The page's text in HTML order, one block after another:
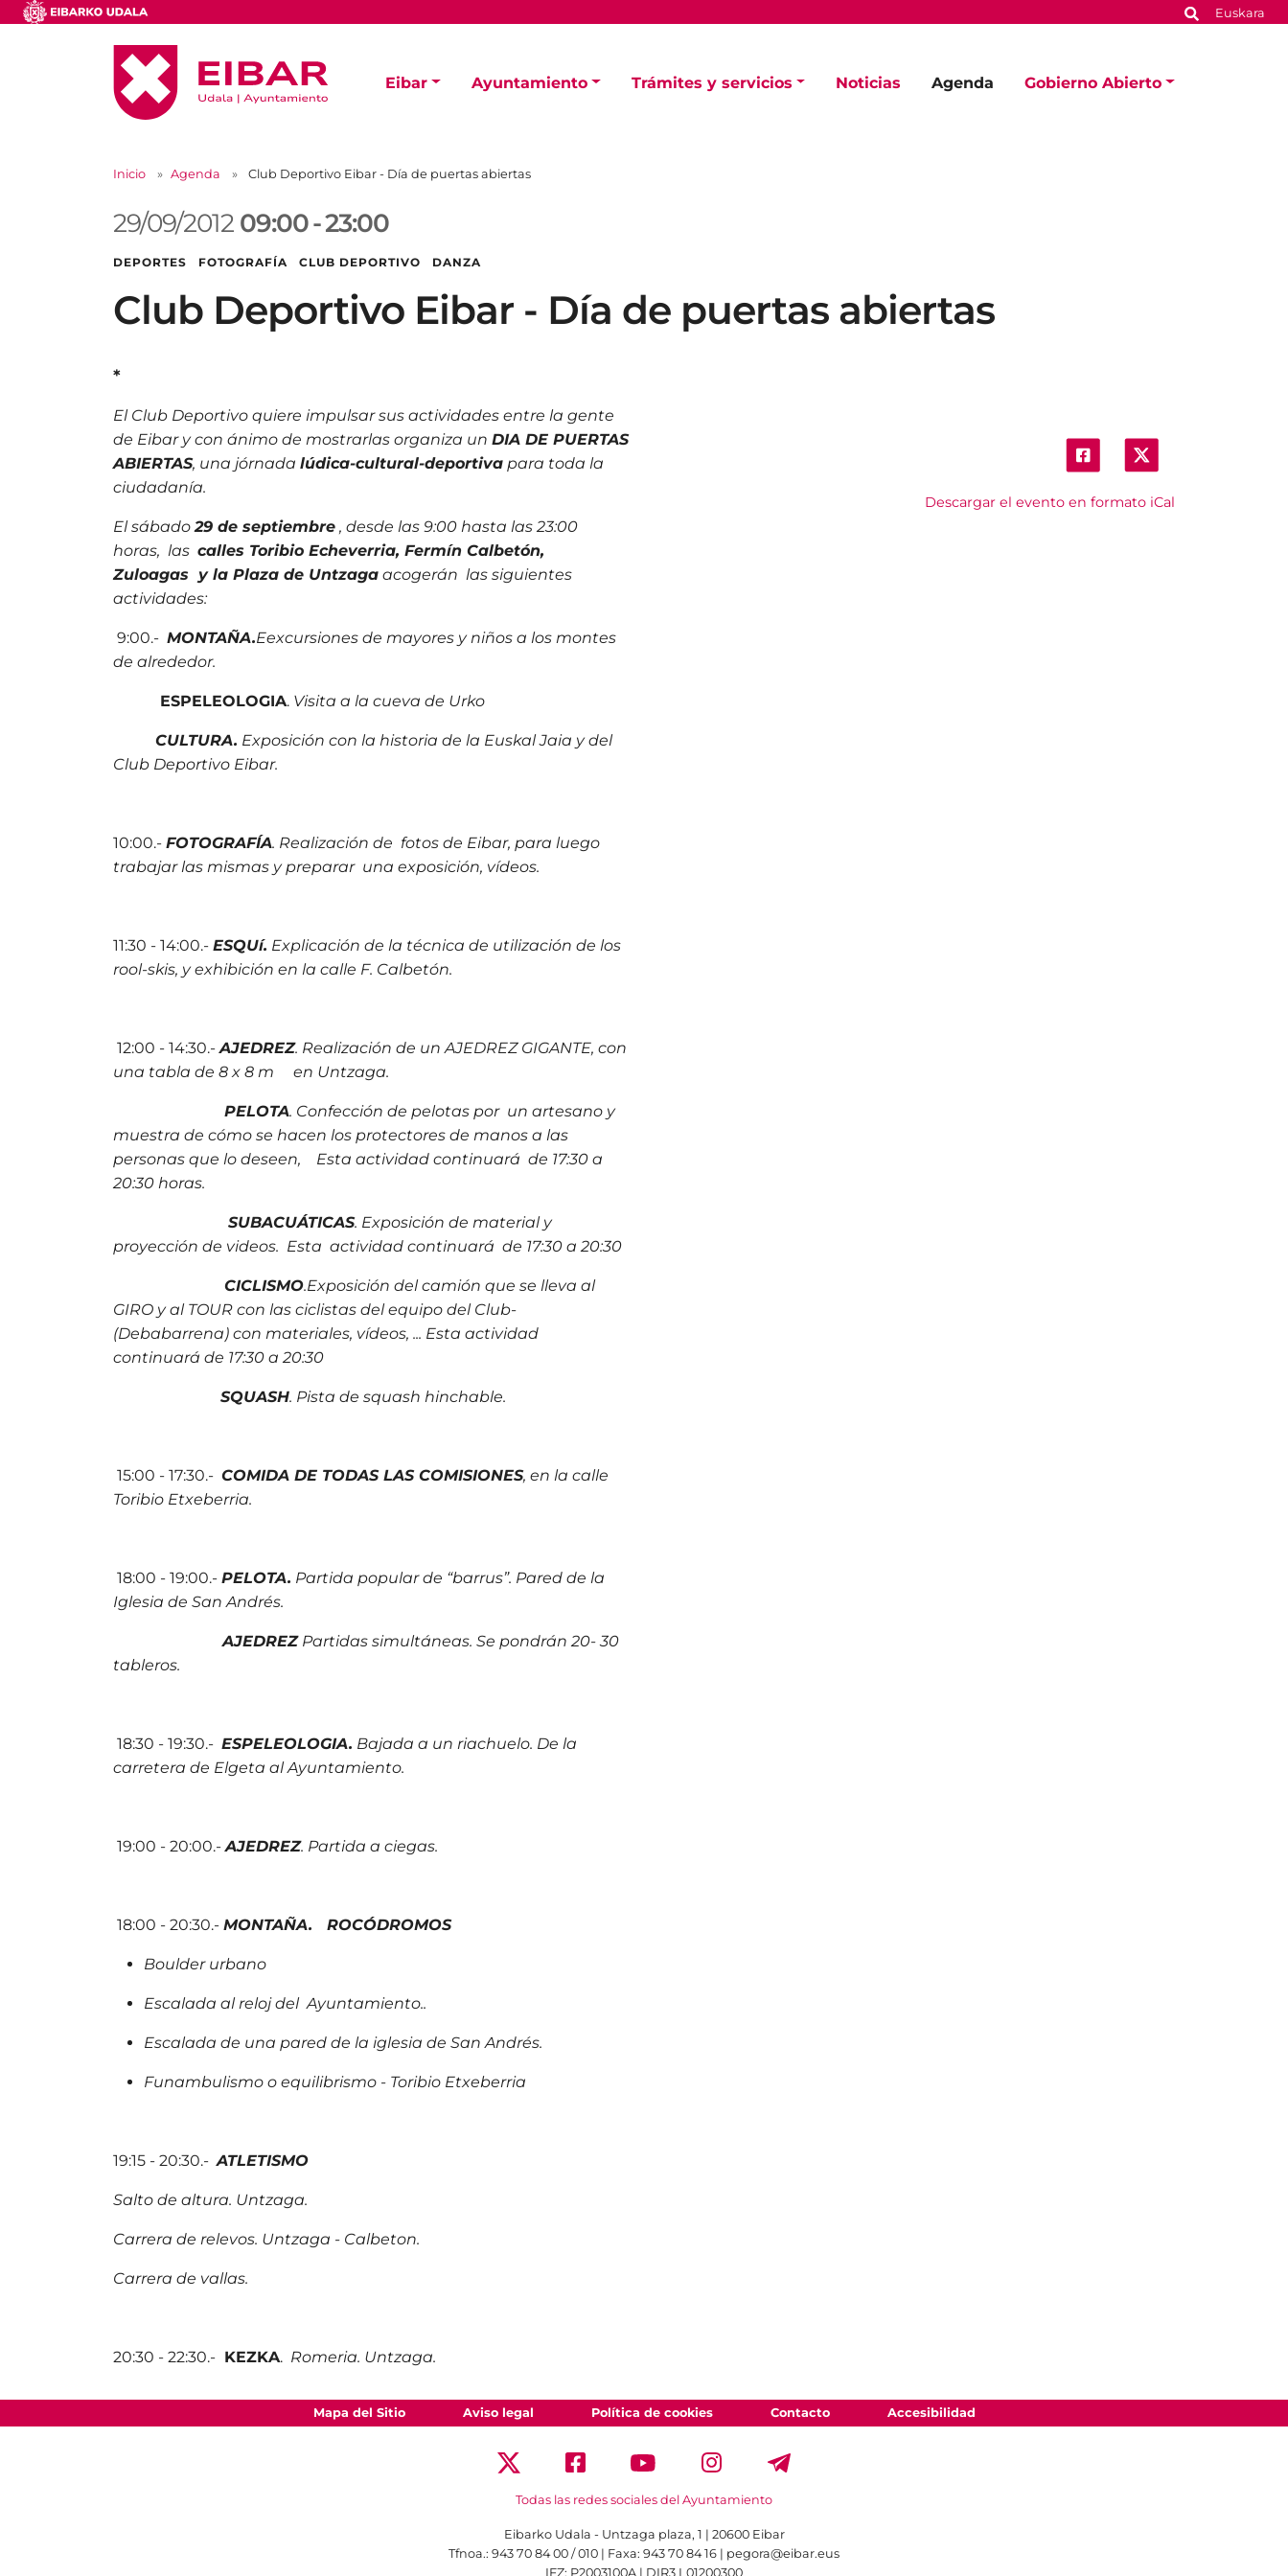
Euskara
Eibar Ayuntamiento Trámites y servicios Noticias Agenda Gobierno Abierto
Inicio Agenda Club Deportivo Eibar - Día de puertas abiertas
29/09/2012 09:00-23:00
DEPORTES FOTOGRAFÍA CLUB DEPORTIVO DANZA
Club Deportivo Eibar - Día de puertas abiertas
*
Descargar el evento en formato iCal
El Club Deportivo quiere impulsar sus actividades entre la gente
de Eibar y con ánimo de mostrarlas organiza un DIA DE PUERTAS
ABIERTAS, una jórnada lúdica-cultural-deportiva para toda la
ciudadanía.
El sábado29 de septiembre , desde las 9:00 hasta las 23:00
horas, las calles Toribio Echeverria, Fermín Calbetón,
Zuloagas y la Plaza de Untzaga acogerán las siguientes
actividades:
9:00.- MONTAÑA.Eexcursiones de mayores y niños a los montes
de alrededor.
ESPELEOLOGIA. Visita a la cueva de Urko
CULTURA. Exposición con la historia de la Euskal Jaia y del
Club Deportivo Eibar.
10:00.- FOTOGRAFÍA. Realización de fotos de Eibar, para luego
trabajar las mismas y preparar una exposición, vídeos.
11:30 - 14:00.- ESQUí. Explicación de la técnica de utilización de los
rool-skis, y exhibición en la calle F. Calbetón.
12:00 - 14:30.-AJEDREZ. Realización de un AJEDREZ GIGANTE, con
una tabla de 8 x 8 m en Untzaga.
PELOTA. Confección de pelotas por un artesano y
muestra de cómo se hacen los protectores de manos a las
personas que lo deseen, Esta actividad continuará de 17:30 a
20:30 horas.
SUBACUÁTICAS. Exposición de material y
proyección de videos. Esta actividad continuará de 17:30 a 20:30
CICLISMO.Exposición del camión que se lleva al
GIRO y al TOUR con las ciclistas del equipo del Club-
(Debabarrena) con materiales, vídeos, ... Esta actividad
continuará de 17:30 a 20:30
SQUASH. Pista de squash hinchable.
15:00 - 17:30.- COMIDA DE TODAS LAS COMISIONES, en la calle
Toribio Etxeberria.
18:00 - 19:00.- PELOTA. Partida popular de “barrus”. Pared de la
Iglesia de San Andrés.
AJEDREZPartidas simultáneas. Se pondrán 20- 30
tableros.
18:30 - 19:30.- ESPELEOLOGIA. Bajada a un riachuelo. De la
carretera de Elgeta al Ayuntamiento.
19:00 - 20:00.-AJEDREZ. Partida a ciegas.
18:00 - 20:30.- MONTAÑA. ROCÓDROMOS
Boulder urbano
Escalada al reloj del Ayuntamiento..
Escalada de una pared de la iglesia de San Andrés.
Funambulismo o equilibrismo - Toribio Etxeberria
19:15 - 20:30.-ATLETISMO
Salto de altura. Untzaga.
Carrera de relevos. Untzaga - Calbeton.
Carrera de vallas.
20:30 - 22:30.- KEZKA. Romeria. Untzaga.
Mapa del Sitio Aviso legal Política de cookies Contacto Accesibilidad
Todas las redes sociales del Ayuntamiento
Eibarko Udala - Untzaga plaza, 1 | 20600 Eibar
Tfnoa.: 943 70 84 00 / 010 | Faxa: 943 70 84 16 | pegora@eibar.eus
IFZ: P2003100A | DIR3 L01200300